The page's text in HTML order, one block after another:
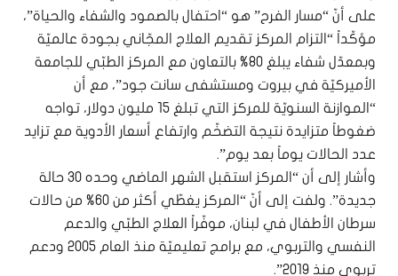
على أنّ “مسار الفرح” هو “احتفال بالصمود والشفاء والحياة”،
مؤكّداً “التزام المركز تقديم العلاج المجّاني بجودة عالميّة
وبمعدّل شفاء يبلغ 80% بالتعاون مع المركز الطبّي للجامعة
الأميركيّة في بيروت ومستشفى سانت جود”، مع أن
“الموازنة السنويّة للمركز التي تبلغ 15 مليون دولار، تواجه
ضغوطاً متزايدة نتيجة التضخّم وارتفاع أسعار الأدوية مع تزايد
عدد الحالات يوماً بعد يوم”.
وأشار إلى أن “المركز استقبل الشهر الماضي وحده 30 حالة
جديدة”. ولفت إلى أنّ “المركز يغطّي أكثر من 60% من حالات
سرطان الأطفال في لبنان، موفّراً العلاج الطبّي والدعم
النفسي والتربوي، مع برامج تعليميّة منذ العام 2005 ودعم
تربوي منذ 2019”.